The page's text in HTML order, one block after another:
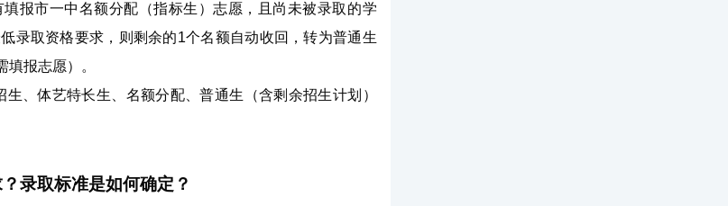
报市一中名额分配（指标生）志愿，且尚未被录取的学
录取资格要求，则剩余的1个名额自动收回，转为普通生
报志愿）。
、体艺特长生、名额分配、普通生（含剩余招生计划）
录取标准是如何确定？